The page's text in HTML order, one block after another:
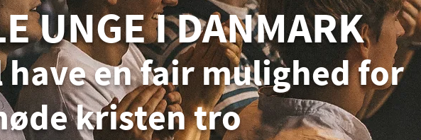
UNGE I DANMARK
have en fair mulighed for
kristen tro